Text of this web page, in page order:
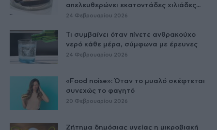
απελευθερώνει εκατοντάδες χιλιάδες...
24 Φεβρουαρίου 2026
Τι συμβαίνει όταν πίνετε ανθρακούχο
νερό κάθε μέρα, σύμφωνα με έρευνες
24 Φεβρουαρίου 2026
«Food noise»: Όταν το μυαλό σκέφτεται
συνεχώς το φαγητό
20 Φεβρουαρίου 2026
Ζήτημα δημόσιας υγείας η μικροβιακή